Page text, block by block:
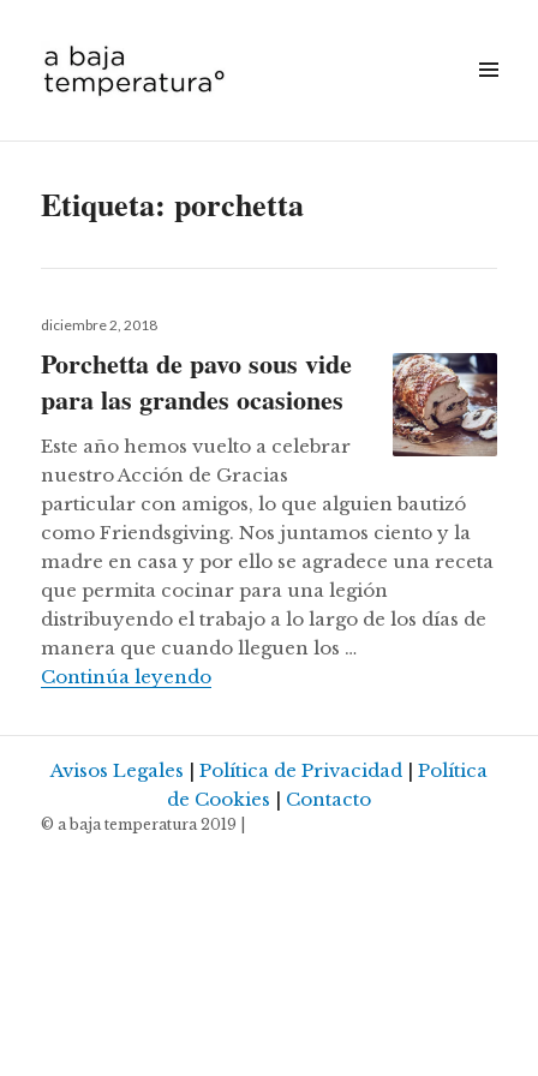
Etiqueta:porchetta
Publicado
diciembre 2, 2018
Porchetta de pavo sous vide
para las grandes ocasiones
Este año hemos vuelto a celebrar
nuestro Acción de Gracias
particular con amigos, lo que alguien bautizó
como Friendsgiving. Nos juntamos ciento y la
madre en casa y por ello se agradece una receta
que permita cocinar para una legión
distribuyendo el trabajo a lo largo de los días de
manera que cuando lleguen los …
Continúa leyendoPorchetta de pavo sous vide para
Avisos Legales | Política de Privacidad | Política
de Cookies | Contacto
© a baja temperatura 2019 |